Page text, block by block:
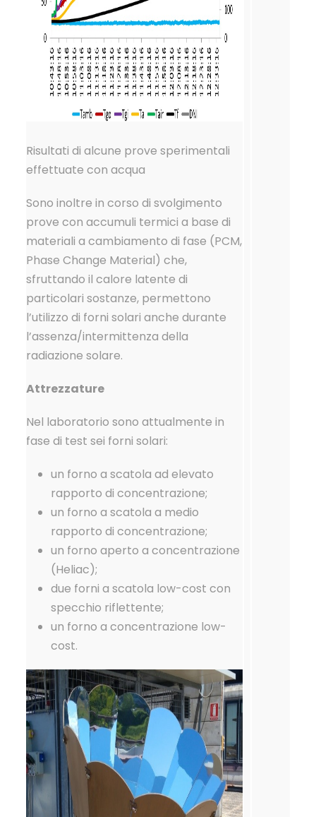
Risultati di alcune prove sperimentali
effettuate con acqua
Sono inoltre in corso di svolgimento
prove con accumuli termici a base di
materiali a cambiamento di fase (PCM,
Phase Change Material) che,
sfruttando il calore latente di
particolari sostanze, permettono
l’utilizzo di forni solari anche durante
l’assenza/intermittenza della
radiazione solare.
Attrezzature
Nel laboratorio sono attualmente in
fase di test sei forni solari:
un forno a scatola ad elevato
rapporto di concentrazione;
un forno a scatola a medio
rapporto di concentrazione;
un forno aperto a concentrazione
(Heliac);
due forni a scatola low-cost con
specchio riflettente;
un forno a concentrazione low-
cost.